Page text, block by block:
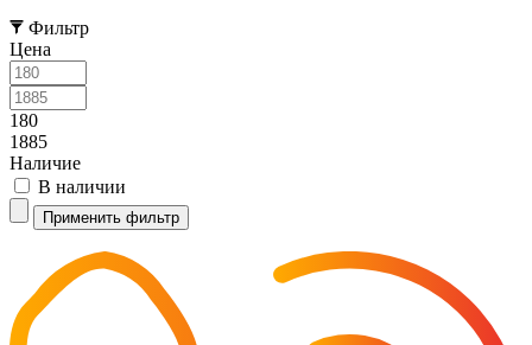
Фильтр
Цена
180
1885
Наличие
В наличии